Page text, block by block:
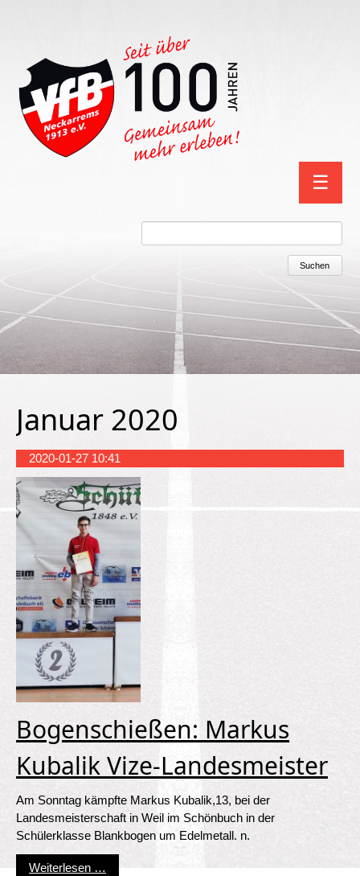
☰
Suchen
Januar 2020
2020-01-27 10:41
Bogenschießen: Markus
Kubalik Vize-Landesmeister
Am Sonntag kämpfte Markus Kubalik,13, bei der
Landesmeisterschaft in Weil im Schönbuch in der
Schülerklasse Blankbogen um Edelmetall. n.
Weiterlesen … Bogenschießen: Markus Kubalik Vize-